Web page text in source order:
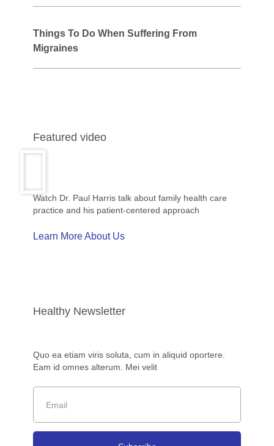
Things To Do When Suffering From
Migraines
Featured video
Watch Dr. Paul Harris talk about family health care
practice and his patient-centered approach
Learn More About Us
Healthy Newsletter
Quo ea etiam viris soluta, cum in aliquid oportere.
Eam id omnes alterum. Mei velit
Email